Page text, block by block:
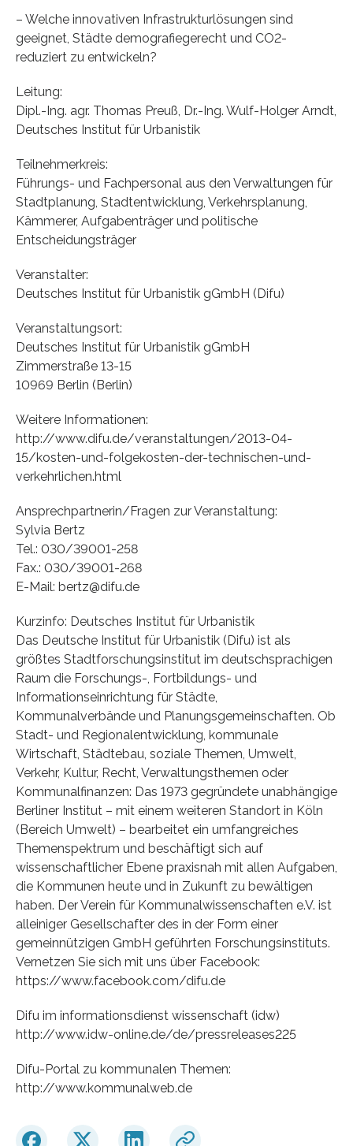
– Welche innovativen Infrastrukturlösungen sind
geeignet, Städte demografiegerecht und CO2-
reduziert zu entwickeln?
Leitung:
Dipl.-Ing. agr. Thomas Preuß, Dr.-Ing. Wulf-Holger Arndt,
Deutsches Institut für Urbanistik
Teilnehmerkreis:
Führungs- und Fachpersonal aus den Verwaltungen für
Stadtplanung, Stadtentwicklung, Verkehrsplanung,
Kämmerer, Aufgabenträger und politische
Entscheidungsträger
Veranstalter:
Deutsches Institut für Urbanistik gGmbH (Difu)
Veranstaltungsort:
Deutsches Institut für Urbanistik gGmbH
Zimmerstraße 13-15
10969 Berlin (Berlin)
Weitere Informationen:
http://www.difu.de/veranstaltungen/2013-04-
15/kosten-und-folgekosten-der-technischen-und-
verkehrlichen.html
Ansprechpartnerin/Fragen zur Veranstaltung:
Sylvia Bertz
Tel.: 030/39001-258
Fax.: 030/39001-268
E-Mail: bertz@difu.de
Kurzinfo: Deutsches Institut für Urbanistik
Das Deutsche Institut für Urbanistik (Difu) ist als
größtes Stadtforschungsinstitut im deutschsprachigen
Raum die Forschungs-, Fortbildungs- und
Informationseinrichtung für Städte,
Kommunalverbände und Planungsgemeinschaften. Ob
Stadt- und Regionalentwicklung, kommunale
Wirtschaft, Städtebau, soziale Themen, Umwelt,
Verkehr, Kultur, Recht, Verwaltungsthemen oder
Kommunalfinanzen: Das 1973 gegründete unabhängige
Berliner Institut – mit einem weiteren Standort in Köln
(Bereich Umwelt) – bearbeitet ein umfangreiches
Themenspektrum und beschäftigt sich auf
wissenschaftlicher Ebene praxisnah mit allen Aufgaben,
die Kommunen heute und in Zukunft zu bewältigen
haben. Der Verein für Kommunalwissenschaften e.V. ist
alleiniger Gesellschafter des in der Form einer
gemeinnützigen GmbH geführten Forschungsinstituts.
Vernetzen Sie sich mit uns über Facebook:
https://www.facebook.com/difu.de
Difu im informationsdienst wissenschaft (idw)
http://www.idw-online.de/de/pressreleases225
Difu-Portal zu kommunalen Themen:
http://www.kommunalweb.de